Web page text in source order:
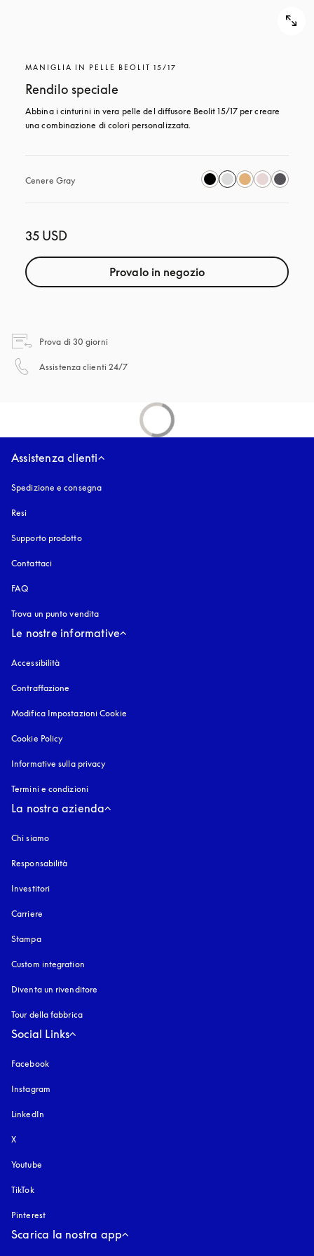
MANIGLIA IN PELLE BEOLIT 15/17
Rendilo speciale
Abbina i cinturini in vera pelle del diffusore Beolit 15/17 per creare
una combinazione di colori personalizzata.
Cenere Gray
35 USD
Provalo in negozio
Prova di 30 giornisi apre in una nuova finestra
Assistenza clienti 24/7
Assistenza clienti
Spedizione e consegna
Resi
Supporto prodotto
Contattaci
FAQ
Trova un punto vendita
Le nostre informative
Accessibilità
Contraffazione
Modifica Impostazioni Cookie
Cookie Policy
Informative sulla privacy
Termini e condizioni
La nostra azienda
Chi siamo
Responsabilità
Investitori
Carriere
Stampa
Custom integration
Diventa un rivenditore
Tour della fabbrica
Social Links
Facebook
Instagram
LinkedIn
X
Youtube
TikTok
Pinterest
Scarica la nostra app